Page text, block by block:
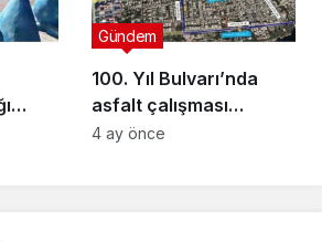
100. Yıl Bulvarı’nda
asfalt çalışması
gerçekleştirilecek
Gündem
4 ay önce